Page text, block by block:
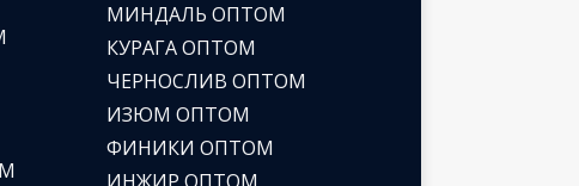
МИНДАЛЬ ОПТОМ
КУРАГА ОПТОМ
ЧЕРНОСЛИВ ОПТОМ
ИЗЮМ ОПТОМ
ФИНИКИ ОПТОМ